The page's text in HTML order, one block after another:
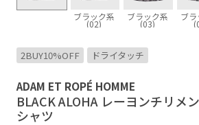
ブラック系
(02)
ブラック系
(03)
ブ
2BUY10%OFF ドライタッチ
ADAM ET ROPÉ HOMME
BLACK ALOHA レーヨンチリメ
シャツ